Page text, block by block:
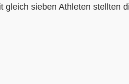
gleich sieben Athleten stellten